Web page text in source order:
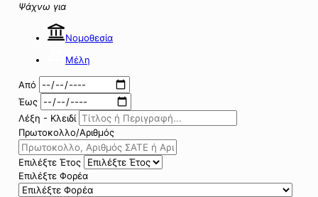
Ψάχνω για
Νομοθεσία
Μέλη
Από
Έως
Λέξη - Κλειδί
Πρωτοκολλο/Αριθμός
Επιλέξτε Έτος
Επιλέξτε Φορέα